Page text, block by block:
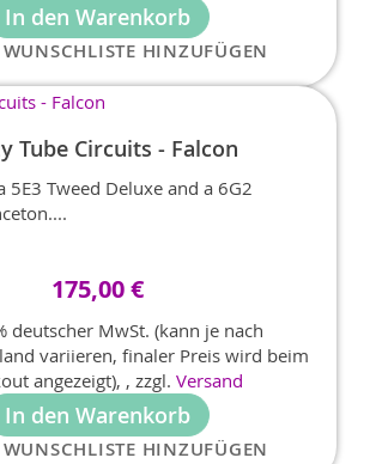
In den Warenkorb
HINZUFÜGEN
Tube Circuits - Falcon
5E3 Tweed Deluxe and a 6G2
175,00 €
deutscher MwSt. (kann je nach
variieren, finaler Preis wird beim
angezeigt), , zzgl. Versand
In den Warenkorb
HINZUFÜGEN